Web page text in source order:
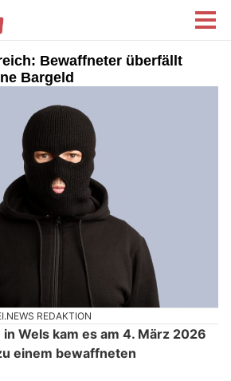
Bewaffneter überfällt
Bargeld
REDAKTION
Wels kam es am 4. März 2026
einem bewaffneten